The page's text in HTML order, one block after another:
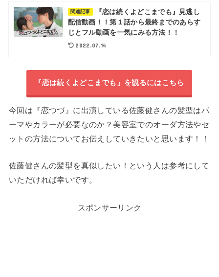
関連記事
『恋は続くよどこまでも』見逃し
配信動画！！第１話から最終までのあらす
じとフル動画を一気にみる方法！！
2022.07.14
『恋は続くよどこまでも』を観るにはこちら
今回は『恋つづ』に出演している佐藤健さんの髪型はパ
ーマやカラーが必要なのか？美容室でのオーダ方法やセ
ットの方法についてお伝えしていきたいと思います！！
佐藤健さんの髪型を真似したい！という人は参考にして
いただければ幸いです。
スポンサーリンク